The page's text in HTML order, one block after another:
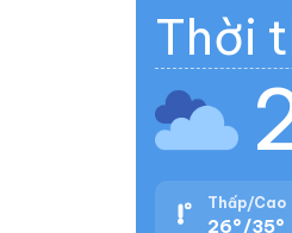
Thời
Thấp/Cao
26°/35°